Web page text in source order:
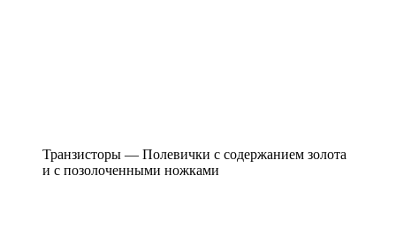
Транзисторы — Полевички с содержанием золота
и с позолоченными ножками